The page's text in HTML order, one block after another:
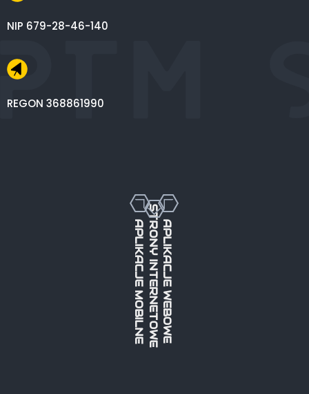
NIP 679-28-46-140
REGON 368861990
APLIKACJE MOBILNESTRONY INTERNETOWEAPLIKACJE WEBOWE